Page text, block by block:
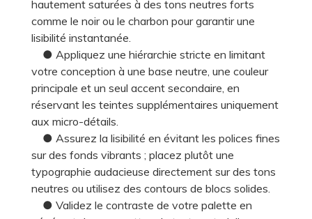
hautement saturées à des tons neutres forts
comme le noir ou le charbon pour garantir une
lisibilité instantanée.
● Appliquez une hiérarchie stricte en limitant
votre conception à une base neutre, une couleur
principale et un seul accent secondaire, en
réservant les teintes supplémentaires uniquement
aux micro-détails.
● Assurez la lisibilité en évitant les polices fines
sur des fonds vibrants ; placez plutôt une
typographie audacieuse directement sur des tons
neutres ou utilisez des contours de blocs solides.
● Validez le contraste de votre palette en